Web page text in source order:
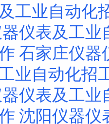
工业自动化
仪表及工业
石家庄仪器
业自动化招
仪表及工业
沈阳仪器仪